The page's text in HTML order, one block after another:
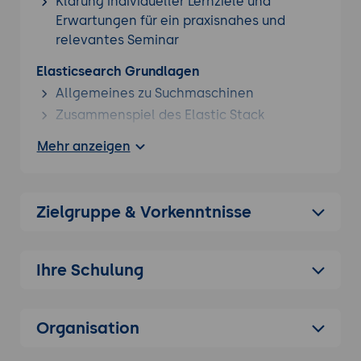
Lizenzmodelle.
Noch nicht das, was Sie suchen? Wir haben
bestimmt eine passendeElasticsearch Schulung
für Sie im Seminarportfolio.
Erwartungen für ein praxisnahes und
relevantes Seminar
Elasticsearch Grundlagen
Allgemeines zu Suchmaschinen
Zusammenspiel des Elastic Stack
Mappings / Schemafreiheit
Discover Interface
Machine Learning
Mehr anzeigen
Zielgruppe & Vorkenntnisse
Ihre Schulung
Organisation